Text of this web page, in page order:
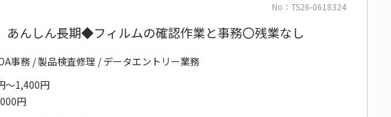
No：TS26-0618324
あんしん長期◆フィルムの確認作業と事務〇残業なし
事務 / 製品検査修理 / データエントリー業務
～1,400円
円